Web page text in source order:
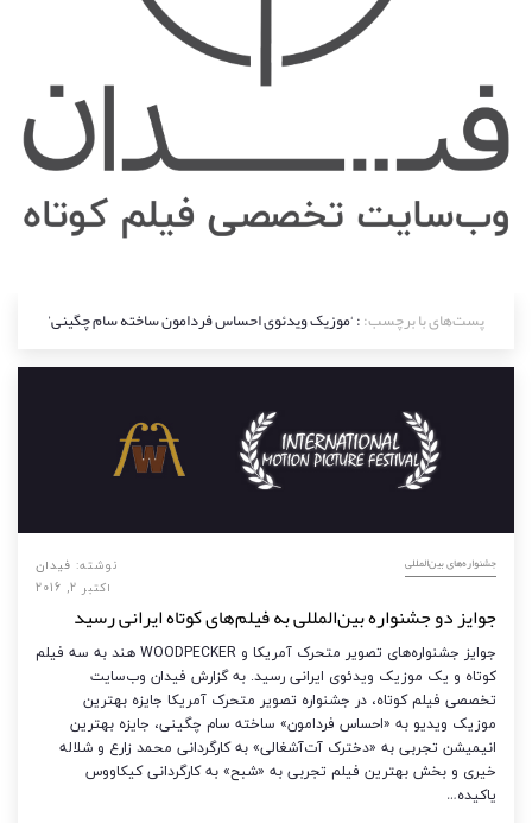
پست‌های با برچسب:: ‘موزیک ویدئوی احساس فردامون ساخته سام چگینی’
‌‌جشنواره‌های بین‌المللی نوشته: فیدان
اکتبر 2, 2016
جوایز دو جشنواره بین‌المللی به فیلم‌های کوتاه ایرانی رسید
جوایز جشنواره‌های تصویر متحرک آمریکا و WOODPECKER هند به سه فیلم
کوتاه و یک موزیک ویدئوی ایرانی رسید. به گزارش فیدان وب‌سایت
تخصصی فیلم کوتاه، در جشنواره تصویر متحرک آمریکا جایزه بهترین
موزیک ویدیو به «احساس فردامون» ساخته سام چگینی، جایزه بهترین
انیمیشن تجربی به «دخترک آت‌آشغالی» به کارگردانی محمد زارع و شلاله
خیری و بخش بهترین فیلم تجربی به «شبح» به کارگردانی کیکاووس
یاکیده…